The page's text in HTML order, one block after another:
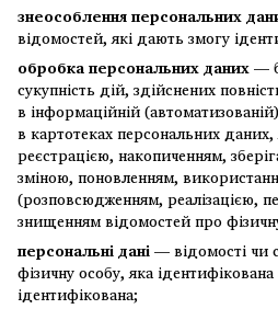
знеособлення персональних
відомостей, які дають змогу
обробка персональних даних —
сукупність дій, здійснених
в інформаційній
в картотеках персональних даних,
реєстрацією, накопиченням,
зміною, поновленням,
(розповсюдженням, реалізацією,
знищенням відомостей про
персональні дані —відомості чи
фізичну особу, яка
ідентифікована;